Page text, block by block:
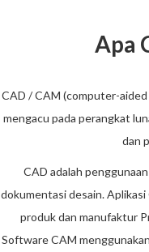
Apa
CAD / CAM (computer-
mengacu pada perangkat
dan
CAD adalah
dokumentasi desain.
produk dan manufaktur
Software CAM